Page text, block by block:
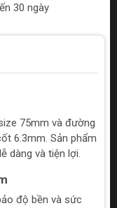
30 ngày
75mm và đường
6.3mm. Sản phẩm
dàng và tiện lợi.
độ bền và sức